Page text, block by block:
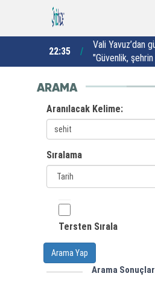
22:35
Vali Yavuz’dan
"Güvenlik, şehrin
ARAMA
Aranılacak Kelime:
Sıralama
Tersten Sırala
Arama Yap
Arama